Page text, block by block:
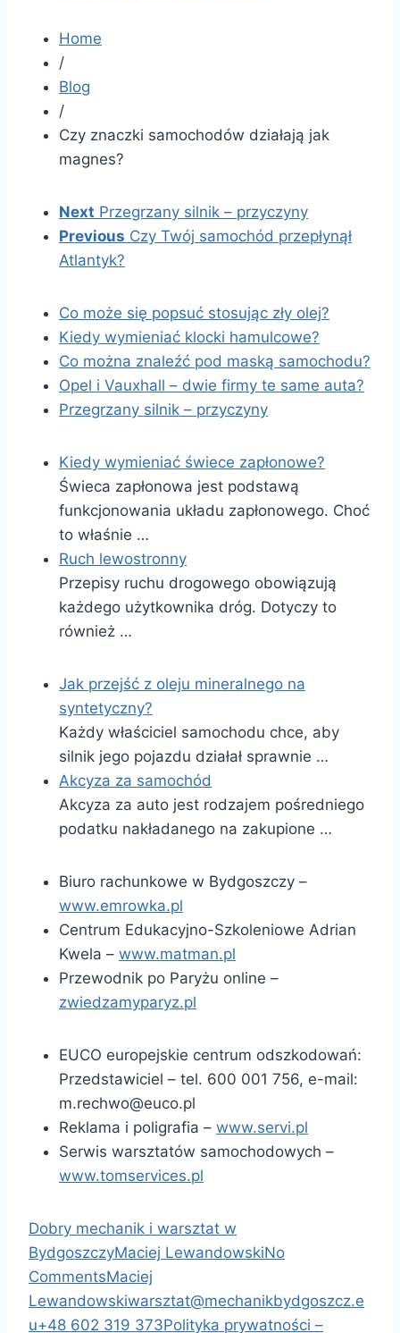
Home
/
Blog
/
Czy znaczki samochodów działają jak
magnes?
Next Przegrzany silnik – przyczyny
Previous Czy Twój samochód przepłynął
Atlantyk?
Co może się popsuć stosując zły olej?
Kiedy wymieniać klocki hamulcowe?
Co można znaleźć pod maską samochodu?
Opel i Vauxhall – dwie firmy te same auta?
Przegrzany silnik – przyczyny
Kiedy wymieniać świece zapłonowe?
Świeca zapłonowa jest podstawą
funkcjonowania układu zapłonowego. Choć
to właśnie …
Ruch lewostronny
Przepisy ruchu drogowego obowiązują
każdego użytkownika dróg. Dotyczy to
również …
Jak przejść z oleju mineralnego na
syntetyczny?
Każdy właściciel samochodu chce, aby
silnik jego pojazdu działał sprawnie …
Akcyza za samochód
Akcyza za auto jest rodzajem pośredniego
podatku nakładanego na zakupione …
Biuro rachunkowe w Bydgoszczy –
www.emrowka.pl
Centrum Edukacyjno-Szkoleniowe Adrian
Kwela – www.matman.pl
Przewodnik po Paryżu online –
zwiedzamyparyz.pl
EUCO europejskie centrum odszkodowań:
Przedstawiciel – tel. 600 001 756, e-mail:
m.rechwo@euco.pl
Reklama i poligrafia – www.servi.pl
Serwis warsztatów samochodowych –
www.tomservices.pl
Dobry mechanik i warsztat w
BydgoszczyMaciej LewandowskiNo
CommentsMaciej
Lewandowskiwarsztat@mechanikbydgoszcz.e
u+48 602 319 373Polityka prywatności –